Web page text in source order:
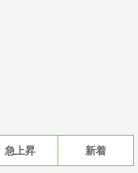
急上昇 新着